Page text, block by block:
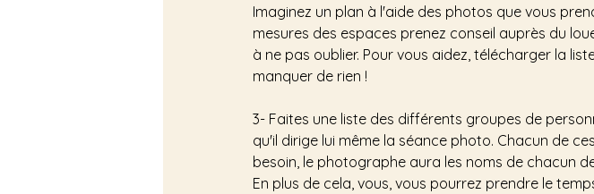
Imaginez un plan à l'aide des photos que vous
mesures des espaces prenez conseil auprès du
à ne pas oublier. Pour vous aidez, télécharger la
manquer de rien !
3- Faites une liste des différents groupes de
qu'il dirige lui même la séance photo. Chacun de
besoin, le photographe aura les noms de chacun
En plus de cela, vous, vous pourrez prendre le